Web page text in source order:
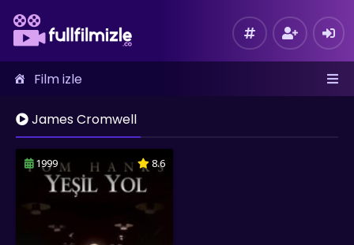
Film izle
James Cromwell
1999 8.6